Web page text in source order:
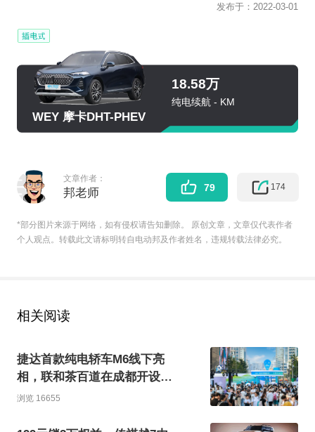
发布于： 2022-03-01
WEY 摩卡DHT-PHEV
18.58万
纯电续航 - KM
文章作者：
邦老师 79 174
*部分图片来源于网络，如有侵权请告知删除。 原创文章，文章仅代表作者
个人观点。转载此文请标明转自电动邦及作者姓名，违规转载法律必究。
相关阅读
捷达首款纯电轿车M6线下亮
相，联和茶百道在成都开设限
时快闪店
浏览 16655